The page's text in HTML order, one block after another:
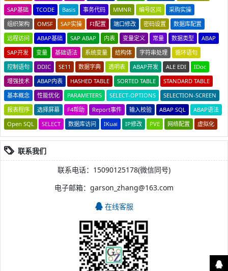
SAP基础
TCODE Basis 事务代码 MMNR 编号区间
采购实操
组织架构
OMSF SAP实操 FI配置 端口修改 密码设置
数据库配置
远程访问
ABAP基础 SAP ABAP 内表 变量定义 常量 数据类型
ABAP
SAP开发
变量 基础语法 系统变量 结构体 字符串处理
循环语句
控制语句
DDIC SE11 数据字典 透明表 ABAP开发 ALE EDI
IDoc
增强技术
ABAP内表 HASHED TABLE SORTED TABLE
STANDARD TABLE
基本概念
性能优化 PARAMETERS SELECT-OPTIONS
SELECTION-SCREEN
报表程序
选择屏幕 F4帮助 Report事件 输入校验 ABAP SQL
ABAP语法
Open SQL
SELECT 数据库访问 IKuai IP修改 PVE 网络配置 虚拟化
联系我们
联系电话：15090125178(微信同号)
电子邮箱：garson_zhang@163.com
在线客服